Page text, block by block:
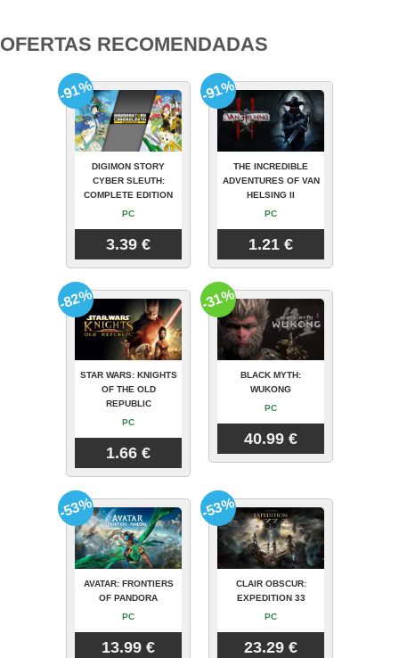
OFERTAS RECOMENDADAS
DIGIMON STORY
CYBER SLEUTH:
COMPLETE EDITION
PC
3.39 €
-91%
THE INCREDIBLE
ADVENTURES OF VAN
HELSING II
PC
1.21 €
-91%
STAR WARS: KNIGHTS
OF THE OLD
REPUBLIC
PC
1.66 €
-82%
BLACK MYTH:
WUKONG
PC
40.99 €
-31%
AVATAR: FRONTIERS
OF PANDORA
PC
13.99 €
-53%
CLAIR OBSCUR:
EXPEDITION 33
PC
23.29 €
-53%